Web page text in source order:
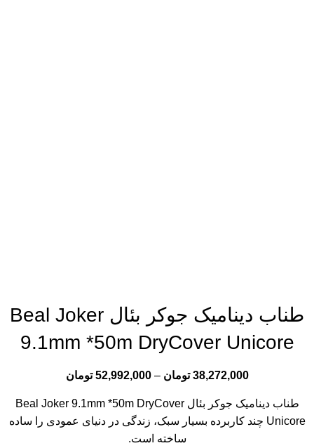
طناب دینامیک جوکر بئال Beal Joker
9.1mm *50m DryCover Unicore
38,272,000 تومان –
52,992,000 تومان
طناب دینامیک جوکر بئال Beal Joker 9.1mm *50m DryCover
Unicore چند کاربرده بسیار سبک، زندگی در دنیای عمودی را ساده
ساخته است.